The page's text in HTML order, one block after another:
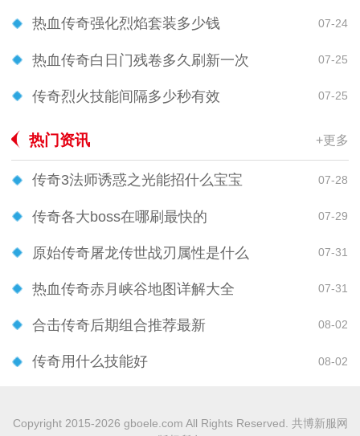
热血传奇强化烈焰套装多少钱 07-24
热血传奇白日门残卷多久刷新一次 07-25
传奇烈火技能间隔多少秒有效 07-25
热门资讯 +更多
传奇3法师诱惑之光能招什么宝宝 07-28
传奇各大boss在哪刷最快的 07-29
原始传奇屠龙传世战刃属性是什么 07-31
热血传奇赤月峡谷地图详解大全 07-31
合击传奇后期组合推荐最新 08-02
传奇用什么技能好 08-02
Copyright 2015-2026 gboele.com All Rights Reserved. 共博新服网